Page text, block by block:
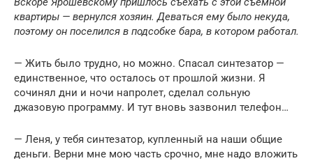
квартиры — вернулся хозяин. Деваться ему было некуда,
поэтому он поселился в подсобке бара, в котором работал.
— Жить было трудно, но можно. Спасал синтезатор —
единственное, что осталось от прошлой жизни. Я
сочинял дни и ночи напролет, сделал сольную
джазовую программу. И тут вновь зазвонил телефон…
— Леня, у тебя синтезатор, купленный на наши общие
деньги. Верни мне мою часть срочно, мне надо вложить